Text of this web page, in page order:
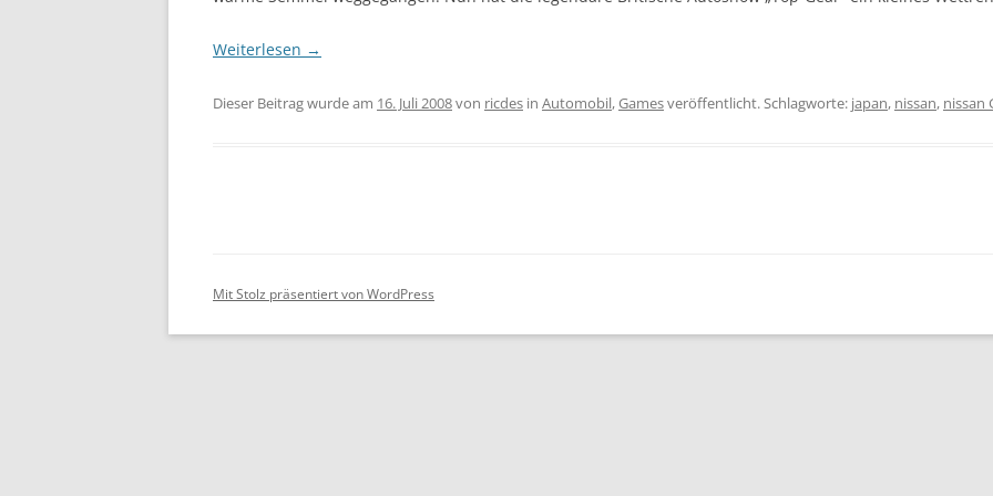
Weiterlesen →
Dieser Beitrag wurde am 16. Juli 2008von ricdes in Automobil,Gamesveröffentlicht. Schlagworte: japan, nissan, nissan
Mit Stolz präsentiert von WordPress